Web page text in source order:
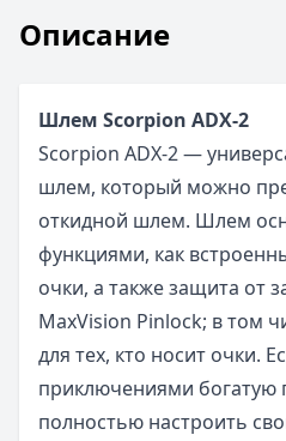
Описание
Шлем Scorpion ADX-2
Scorpion ADX-2 —
шлем, который можно
откидной шлем. Шлем
функциями, как
очки, а также защита от
MaxVision Pinlock; в том
для тех, кто носит очки.
приключениями богатую
полностью настроить